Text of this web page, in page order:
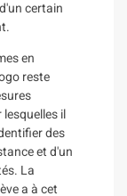
certain
en
reste
il
des
et d'un
La
a à cet